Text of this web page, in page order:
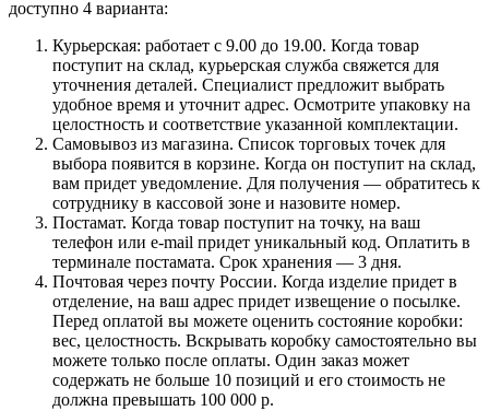
доступно 4 варианта:
Курьерская: работает с 9.00 до 19.00. Когда товар
поступит на склад, курьерская служба свяжется для
уточнения деталей. Специалист предложит выбрать
удобное время и уточнит адрес. Осмотрите упаковку на
целостность и соответствие указанной комплектации.
Самовывоз из магазина. Список торговых точек для
выбора появится в корзине. Когда он поступит на склад,
вам придет уведомление. Для получения — обратитесь к
сотруднику в кассовой зоне и назовите номер.
Постамат. Когда товар поступит на точку, на ваш
телефон или e-mail придет уникальный код. Оплатить в
терминале постамата. Срок хранения — 3 дня.
Почтовая через почту России. Когда изделие придет в
отделение, на ваш адрес придет извещение о посылке.
Перед оплатой вы можете оценить состояние коробки:
вес, целостность. Вскрывать коробку самостоятельно вы
можете только после оплаты. Один заказ может
содержать не больше 10 позиций и его стоимость не
должна превышать 100 000 р.